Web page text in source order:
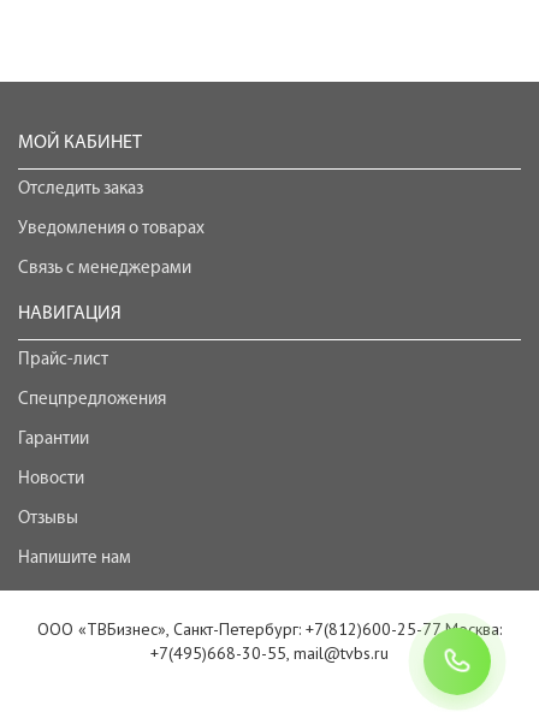
МОЙ КАБИНЕТ
Отследить заказ
Уведомления о товарах
Связь с менеджерами
НАВИГАЦИЯ
Прайс-лист
Спецпредложения
Гарантии
Новости
Отзывы
Напишите нам
ООО «ТВБизнес», Санкт-Петербург: +7(812)600-25-77 Москва:
+7(495)668-30-55, mail@tvbs.ru